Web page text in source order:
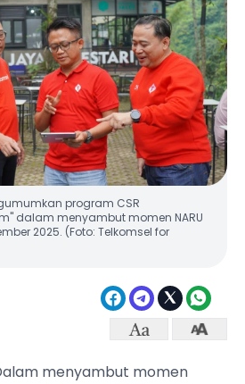
program CSR
dalam menyambut momen NARU
2025. (Foto: Telkomsel for
menyambut momen